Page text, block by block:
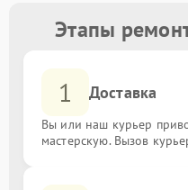
Этапы
1 Доставка
Вы или наш курьер
мастерскую. Вызов